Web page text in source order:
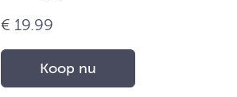
€ 19.99
Koop nu